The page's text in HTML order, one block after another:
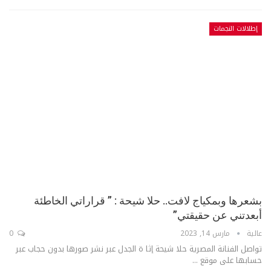
إطلالات النجمات
بشعرها وبمكياج لافت.. حلا شيحة : ” قراراتي الخاطئة
أبعدتني عن حقيقتي”
عالية مارس 14, 2023
تواصل الفنانة المصرية حلا شيحة إثا ة الجدل عبر نشر صورها بدون حجاب عبر
حسابها على موقع ...